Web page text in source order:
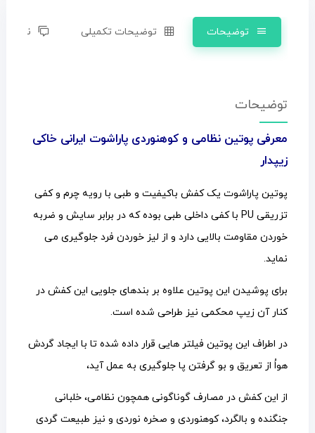
توضیحات توضیحات تکمیلی نظرات (0)
توضیحات
معرفی پوتین نظامی و کوهنوردی پاراشوت ایرانی خاکی
زیپدار
پوتین پاراشوت یک کفش باکیفیت و طبی با رویه چرم و کفی
تزریقی PU با کفی داخلی طبی بوده که در برابر سایش و ضربه
خوردن مقاومت بالایی دارد و از لیز خوردن فرد جلوگیری می
نماید.
برای پوشیدن این پوتین علاوه بر بندهای جلویی این کفش در
کنار آن زیپ محکمی نیز طراحی شده است.
در اطراف این پوتین فیلتر هایی قرار داده شده تا با ایجاد گردش
هواُ از تعریق و بو گرفتن پا جلوگیری به عمل آید،
از این کفش در مصارف گوناگونی همچون نظامی، خلبانی
جنگنده و بالگرد، کوهنوردی و صخره نوردی و نیز طبیعت گردی